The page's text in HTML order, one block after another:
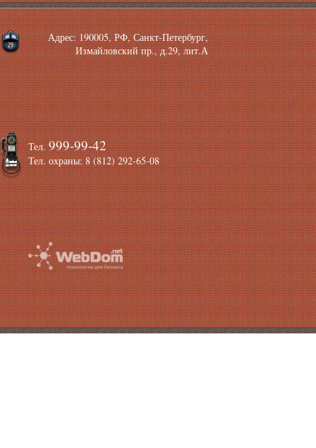
Тел.999-99-42
Тел. охраны: 8 (812) 292-65-08
Адрес: 190005, РФ, Санкт-Петербург,
Измайловский пр., д.29, лит.А